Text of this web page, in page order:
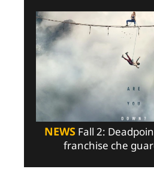
NEWS Fall 2:
franchise che